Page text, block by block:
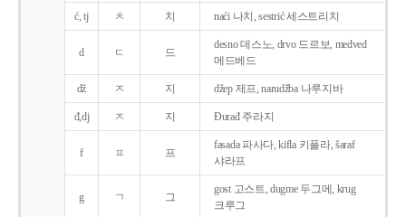
ć, tj ㅊ 치 naći 나치, sestrić 세스트리치
d ㄷ 드
desno 데스노, drvo 드르보, medved
메드베드
dž ㅈ 지 džep 제프, narudžba 나루지바
đ,dj ㅈ 지 Ðurađ 주라지
f ㅍ 프
fasada 파사다, kifla 키플라, šaraf
샤라프
g ㄱ 그
gost 고스트, dugme 두그메, krug
크루그